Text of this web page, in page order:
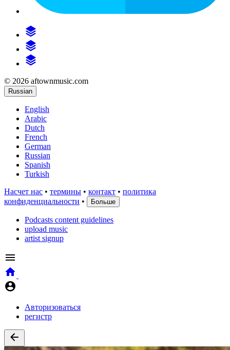
© 2026 aftownmusic.com
Russian
English
Arabic
Dutch
French
German
Russian
Spanish
Turkish
Насчет нас • термины • контакт • политика
конфиденциальности • Больше
Podcasts content guidelines
upload music
artist signup
Авторизоваться
регистр